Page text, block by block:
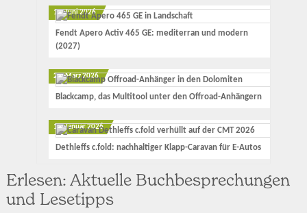
12. Juni 2026
Fendt Apero Activ 465 GE: mediterran und modern
(2027)
23. März 2026
Blackcamp, das Multitool unter den Offroad-Anhängern
17. Januar 2026
Dethleffs c.fold: nachhaltiger Klapp-Caravan für E-Autos
Erlesen: Aktuelle Buchbesprechungen
und Lesetipps